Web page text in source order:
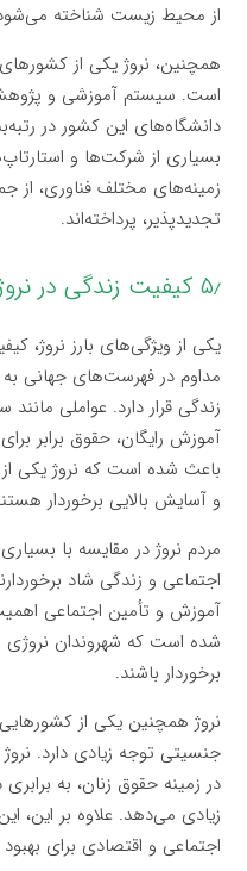
از محیط زیست شناخته
همچنین، نروژ یکی از
است. سیستم آموزشی و
دانشگاه‌های این کشور در
بسیاری از شرکت‌ها و
زمینه‌های مختلف فناوری،
تجدیدپذیر، پرداخته‌اند.
۵٫ کیفیت زندگی در نروژ: رفاه و عدالت اجتماعی
یکی از ویژگی‌های بارز نروژ،
مداوم در فهرست‌های جهانی به
زندگی قرار دارد. عواملی
آموزش رایگان، حقوق برابر
باعث شده است که نروژ یکی
و آسایش بالایی برخوردار
مردم نروژ در مقایسه با
اجتماعی و زندگی شاد
آموزش و تأمین اجتماعی
شده است که شهروندان نروژی
برخوردار باشند.
نروژ همچنین یکی از
جنسیتی توجه زیادی دارد.
در زمینه حقوق زنان، به
زیادی می‌دهد. علاوه بر این،
اجتماعی و اقتصادی برای